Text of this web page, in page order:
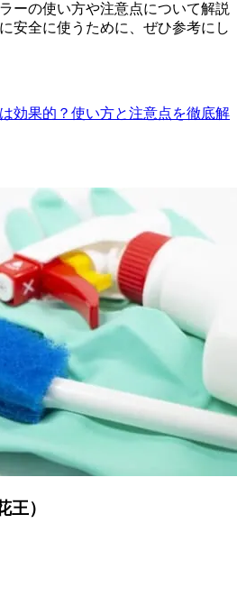
ーの使い方や注意点について解説
安全に使うために、ぜひ参考にし
効果的？使い方と注意点を徹底解
王）